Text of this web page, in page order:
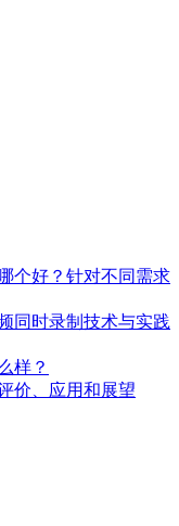
个好？针对不同需求
同时录制技术与实践
样？
价、应用和展望